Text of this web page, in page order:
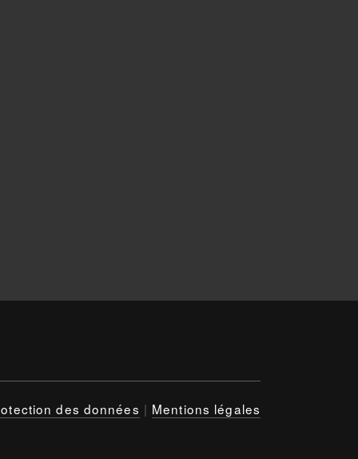
des données | Mentions légales